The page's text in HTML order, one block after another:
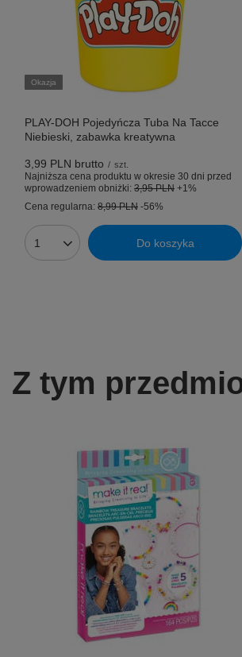
Okazja
PLAY-DOH Pojedyńcza Tuba Na Tacce
Niebieski, zabawka kreatywna
3,99 PLN brutto / szt.
Najniższa cena produktu w okresie 30 dni przed
wprowadzeniem obniżki: 3,95 PLN +1%
Cena regularna: 8,99 PLN -56%
Ilość produktów Do koszyka
Z tym